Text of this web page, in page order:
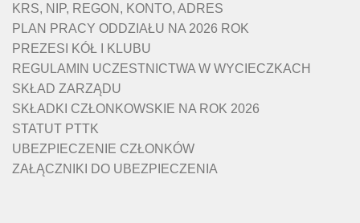
KRS, NIP, REGON, KONTO, ADRES
PLAN PRACY ODDZIAŁU NA 2026 ROK
PREZESI KÓŁ I KLUBU
REGULAMIN UCZESTNICTWA W WYCIECZKACH
SKŁAD ZARZĄDU
SKŁADKI CZŁONKOWSKIE NA ROK 2026
STATUT PTTK
UBEZPIECZENIE CZŁONKÓW
ZAŁĄCZNIKI DO UBEZPIECZENIA